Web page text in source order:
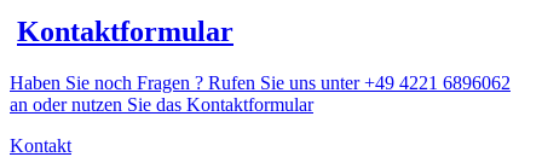
Kontaktformular
Haben Sie noch Fragen ? Rufen Sie uns unter +49 4221 6896062
an oder nutzen Sie das Kontaktformular
Kontakt